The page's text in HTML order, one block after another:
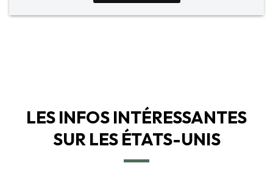
LES INFOS INTÉRESSANTES
SUR LES ÉTATS-UNIS